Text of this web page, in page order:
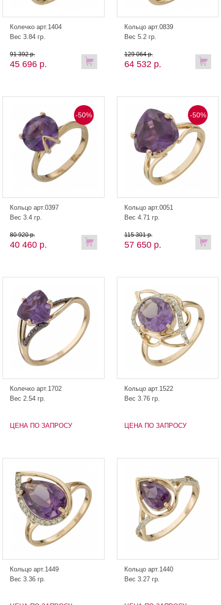
Колечко арт.1404
Вес 3.84 гр.
45 696 р.
91 392 р.
Кольцо арт.0839
Вес 5.2 гр.
64 532 р.
129 064 р.
-50%
Кольцо арт.0397
Вес 3.4 гр.
40 460 р.
80 920 р.
-50%
Кольцо арт.0051
Вес 4.71 гр.
57 650 р.
115 301 р.
Колечко арт.1702
Вес 2.54 гр.
ЦЕНА ПО ЗАПРОСУ
Кольцо арт.1522
Вес 3.76 гр.
ЦЕНА ПО ЗАПРОСУ
Кольцо арт.1449
Вес 3.36 гр.
Кольцо арт.1440
Вес 3.27 гр.